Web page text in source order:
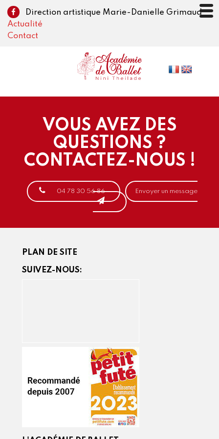
Direction artistique Marie-Danielle Grimaud
Actualité
Contact
VOUS AVEZ DES
QUESTIONS ?
CONTACTEZ-NOUS !
04 78 30 56 86 Envoyer un message
PLAN DE SITE
SUIVEZ-NOUS: